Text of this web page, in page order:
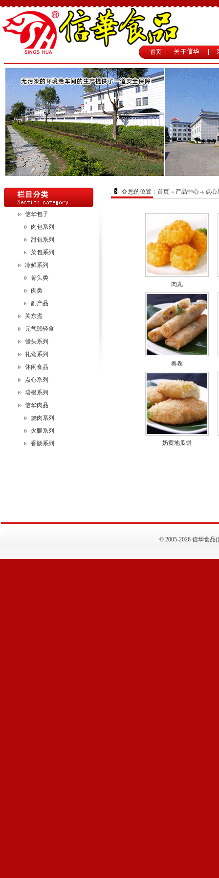
信华包子
肉包系列
甜包系列
菜包系列
冷鲜系列
骨头类
肉类
副产品
关东煮
元气99轻食
馒头系列
礼盒系列
休闲食品
点心系列
培根系列
信华肉品
烧肉系列
火腿系列
香肠系列
您的位置： 首页 产品中心 点心
肉丸
春卷
奶黄地瓜饼
©2005-2026 信华食品